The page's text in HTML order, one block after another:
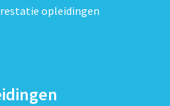
opleidingen